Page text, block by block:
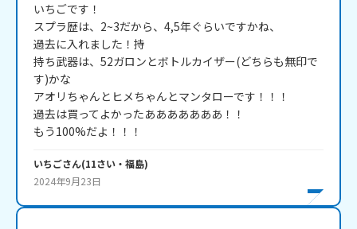
いちごです！
スプラ歴は、2~3だから、4,5年ぐらいですかね、
過去に入れました！持
持ち武器は、52ガロンとボトルカイザー(どちらも無印で
す)かな
アオリちゃんとヒメちゃんとマンタローです！！！
過去は買ってよかったあああああああ！！
もう100%だよ！！！
いちごさん(11さい・ 福島)
2024年9月23日